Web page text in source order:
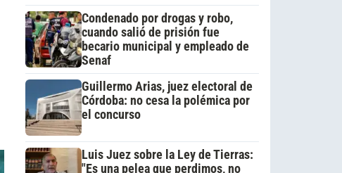
Condenado por drogas y robo,
cuando salió de prisión fue
becario municipal y empleado de
Senaf
Guillermo Arias, juez electoral de
Córdoba: no cesa la polémica por
el concurso
Luis Juez sobre la Ley de Tierras:
"Es una pelea que perdimos, no